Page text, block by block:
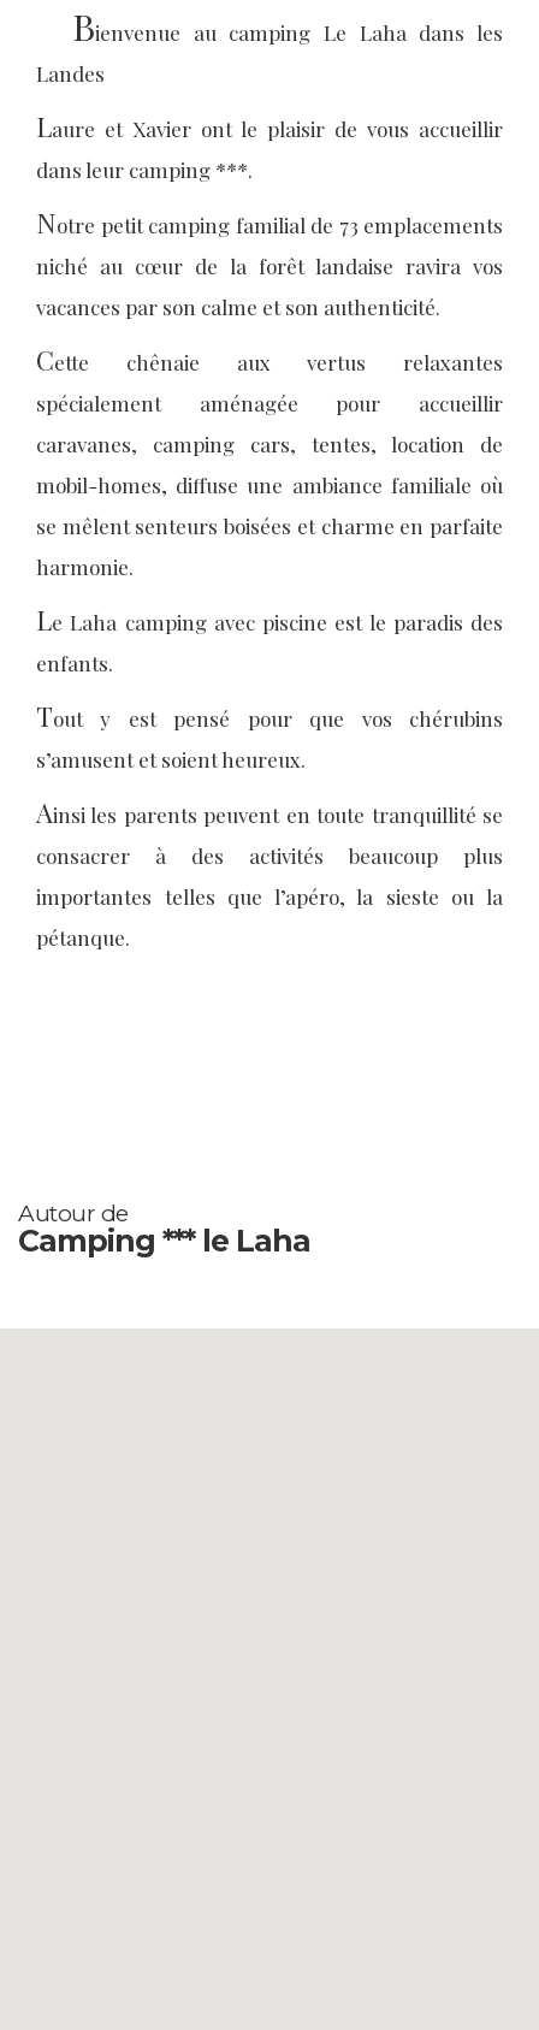
Bienvenue au camping Le Laha dans les
Landes
Laure et Xavier ont le plaisir de vous accueillir
dans leur camping ***.
Notre petit camping familial de 73 emplacements
niché au cœur de la forêt landaise ravira vos
vacances par son calme et son authenticité.
Cette chênaie aux vertus relaxantes
spécialement aménagée pour accueillir
caravanes, camping cars, tentes, location de
mobil-homes, diffuse une ambiance familiale où
se mêlent senteurs boisées et charme en parfaite
harmonie.
Le Laha camping avec piscine est le paradis des
enfants.
Tout y est pensé pour que vos chérubins
s’amusent et soient heureux.
Ainsi les parents peuvent en toute tranquillité se
consacrer à des activités beaucoup plus
importantes telles que l’apéro, la sieste ou la
pétanque.
Autour de
Camping *** le Laha